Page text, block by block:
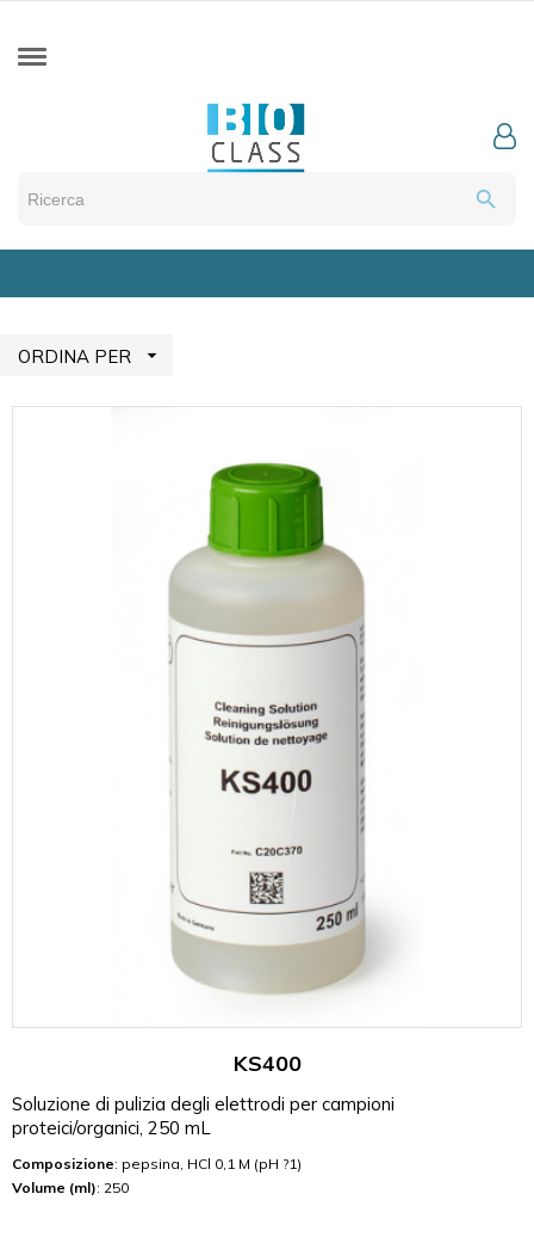
search
ORDINA PER 
KS400
Soluzione di pulizia degli elettrodi per campioni
proteici/organici, 250 mL
Composizione: pepsina, HCl 0,1 M (pH ?1)
Volume (ml): 250